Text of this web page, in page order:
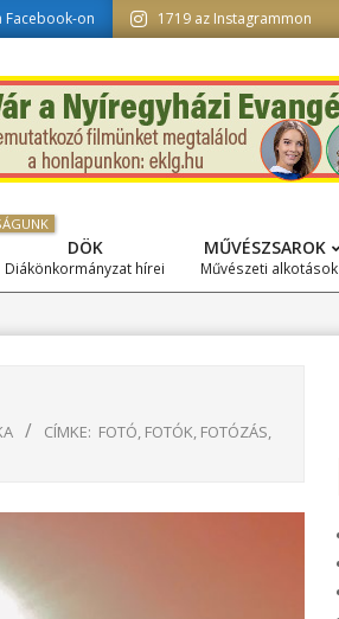
Facebook-on 1719 az Instagrammon
Primary
Navigation
DÖK
Diákönkormányzat hírei
MŰVÉSZSAROK
Művészeti alkotások
CÍMKE: FOTÓ, FOTÓK, FOTÓZÁS,